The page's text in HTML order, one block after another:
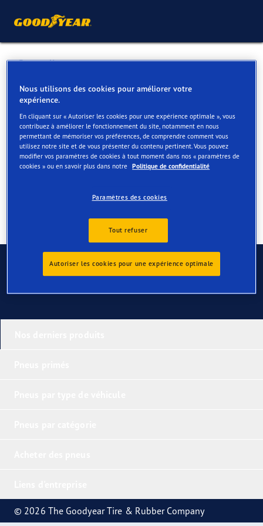
Retour liste
KORTRIJK MOTORS
Services disponibles en ligne et en magasin
Contact Services
Contactez-nous
© 2026 The Goodyear Tire & Rubber Company
Nous utilisons des cookies pour améliorer votre
expérience.
En cliquant sur « Autoriser les cookies pour une expérience optimale », vous
contribuez à améliorer le fonctionnement du site, notamment en nous
permettant de mémoriser vos préférences, de comprendre comment vous
utilisez notre site et de vous présenter du contenu pertinent. Vous pouvez
modifier vos paramètres de cookies à tout moment dans nos « paramètres de
cookies » ou en savoir plus dans notre Politique de confidentialité
Paramètres des cookies
Tout refuser
Autoriser les cookies pour une expérience optimale